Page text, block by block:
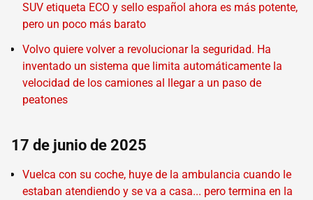
SUV etiqueta ECO y sello español ahora es más potente,
pero un poco más barato
Volvo quiere volver a revolucionar la seguridad. Ha
inventado un sistema que limita automáticamente la
velocidad de los camiones al llegar a un paso de
peatones
17 de junio de 2025
Vuelca con su coche, huye de la ambulancia cuando le
estaban atendiendo y se va a casa... pero termina en la